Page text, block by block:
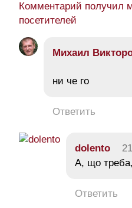
Комментарий получил
посетителей
Михаил
ни че го
Ответить
dolento
А, що
Ответить